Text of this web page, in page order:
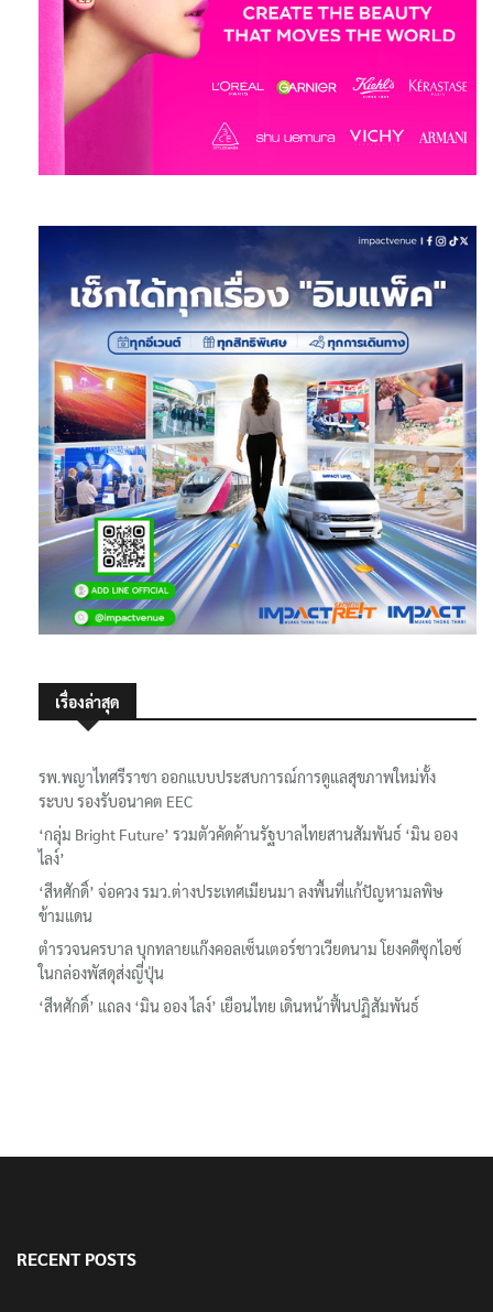
เรื่องล่าสุด
รพ.พญาไทศรีราชา ออกแบบประสบการณ์การดูแลสุขภาพใหม่ทั้ง
ระบบ รองรับอนาคต EEC
‘กลุ่ม Bright Future’ รวมตัวคัดค้านรัฐบาลไทยสานสัมพันธ์ ‘มิน ออง
ไลง์’
‘สีหศักดิ์’ จ่อควง รมว.ต่างประเทศเมียนมา ลงพื้นที่แก้ปัญหามลพิษ
ข้ามแดน
ตำรวจนครบาล บุกทลายแก๊งคอลเซ็นเตอร์ชาวเวียดนาม โยงคดีซุกไอซ์
ในกล่องพัสดุส่งญี่ปุ่น
‘สีหศักดิ์’ แถลง ‘มิน ออง ไลง์’ เยือนไทย เดินหน้าฟื้นปฏิสัมพันธ์
RECENT POSTS